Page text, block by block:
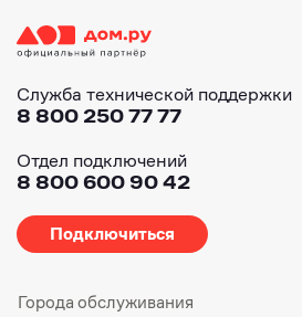
Служба технической поддержки
8 800 250 77 77
Отдел подключений
8 800 600 90 42
Подключиться
Города обслуживания